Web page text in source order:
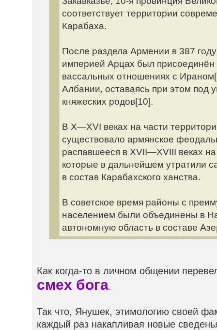
соответствует территории
Карабаха.
После раздела Армении в 387
империей Арцах был присоединён
вассальных отношениях с
Албании, оставаясь при этом под
княжеских родов[10].
В X—XVI веках на части
существовало армянское
распавшееся в XVII—XVIII веках
которые в дальнейшем утратили
в состав Карабахского ханства.
В советское время районы с
населением были объединены в
автономную область в составе
Как когда-то в личном общении
смех бога.
Так что, Янушек, этимологию своей
каждый раз накапливая новые